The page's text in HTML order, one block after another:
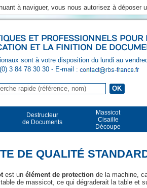
à naviguer, vous nous autorisez à déposer
ET PROFESSIONNELS POUR
ET LA FINITION DE
sont à votre disposition du lundi au
3 84 78 30 30 - E-mail :
Destructeur
de Documents
Massicot
Cisaille
Découpe
DE QUALITÉ
est unélément de protection de la machine,
de massicot, ce qui dégraderait la table et